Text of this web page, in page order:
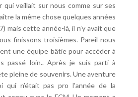
veillait sur nous comme sur ses
la même chose quelques années
mais cette année-là, il n’y avait que
finissons troisièmes. Pareil nous
une équipe bâtie pour accéder à
passé loin.. Après je suis parti à
pleine de souvenirs. Une aventure
qui n’était pas pro l’année de la